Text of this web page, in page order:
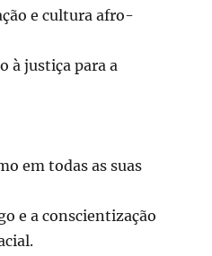
e cultura afro-
à justiça para a
em todas as suas
e a conscientização